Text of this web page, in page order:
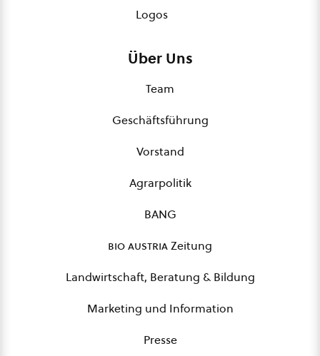
Logos
Über Uns
Team
Geschäftsführung
Vorstand
Agrarpolitik
BANG
bio austriaZeitung
Landwirtschaft, Beratung & Bildung
Marketing und Information
Presse